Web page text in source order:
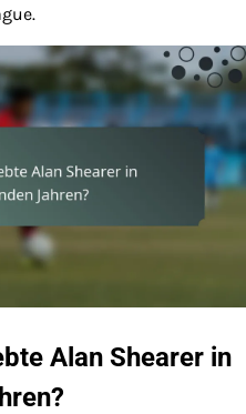
Alan Shearer in